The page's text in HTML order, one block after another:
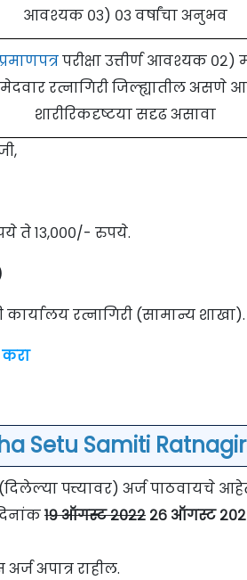
आवश्यक ०३) ०३ वर्षांचा अनुभव
परीक्षा उत्तीर्ण आवश्यक ०२)
रत्नागिरी जिल्ह्यातील असणे
शारीरिकदृष्टया सदृढ असावा
ते १३,०००/- रुपये.
कार्यालय रत्नागिरी (सामान्य शाखा).
Setu Samiti
पत्त्यावर) अर्ज पाठवायचे
१९ ऑगस्ट २०२२ २६ ऑगस्ट
अपात्र राहील.